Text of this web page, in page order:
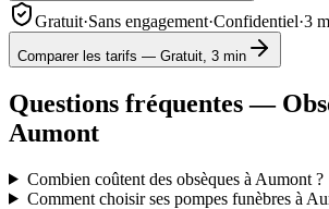
Gratuit·Sans engagement·Confidentiel·3
Comparer les tarifs — Gratuit, 3 min
Questions fréquentes —
Aumont
Combien coûtent des obsèques à Aumont ?
Comment choisir ses pompes funèbres à